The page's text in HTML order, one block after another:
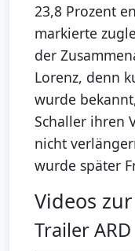
23,8 Prozent
markierte
der
Lorenz, denn
wurde
Schaller ihren
nicht
wurde später
Videos
Trailer ARD